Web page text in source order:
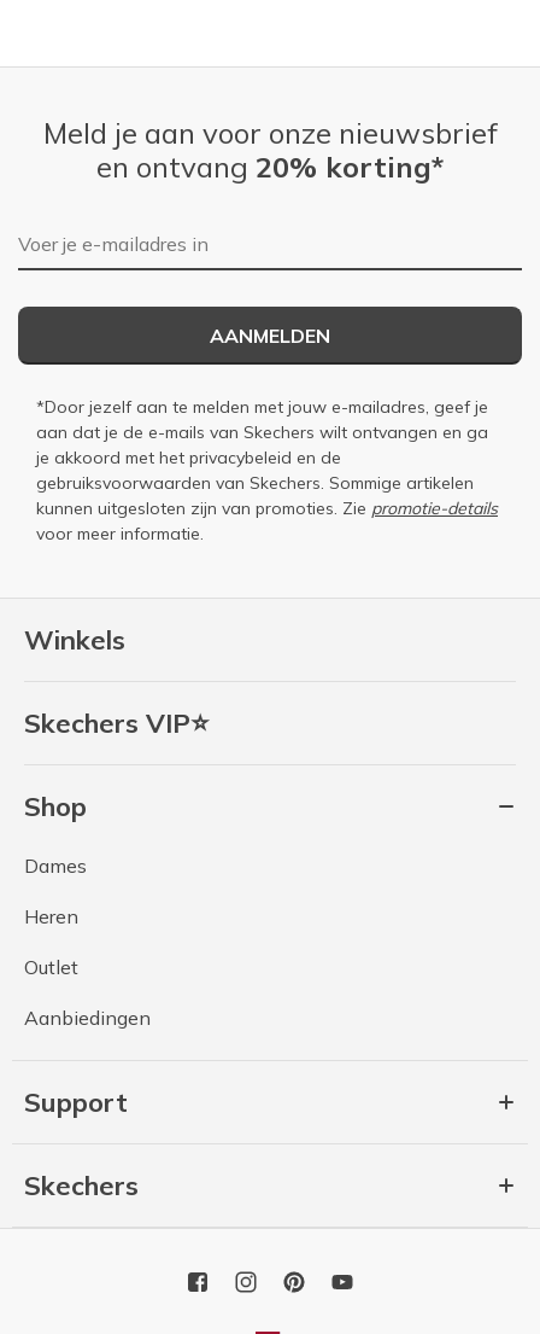
Winkels
Skechers VIP⭐
Shop
Dames
Heren
Outlet
Aanbiedingen
Support
Skechers
Meld je aan voor onze nieuwsbrief
en ontvang 20% korting*
E-mailadres
AANMELDEN
*Door jezelf aan te melden met jouw e-mailadres, geef je
aan dat je de e-mails van Skechers wilt ontvangen en ga
je akkoord met het privacybeleid en de
gebruiksvoorwaarden van Skechers. Sommige artikelen
kunnen uitgesloten zijn van promoties. Zie promotie-details
voor meer informatie.